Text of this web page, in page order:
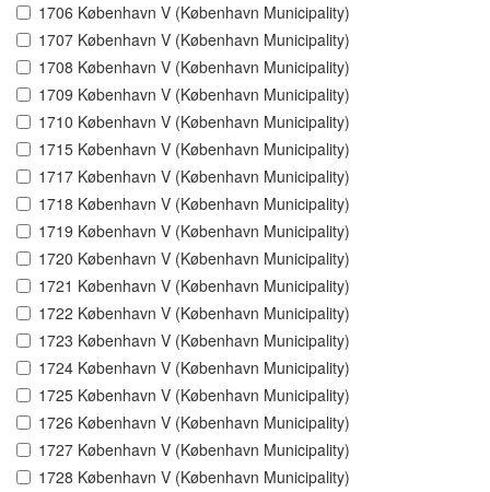
1706 København V (København Municipality)
1707 København V (København Municipality)
1708 København V (København Municipality)
1709 København V (København Municipality)
1710 København V (København Municipality)
1715 København V (København Municipality)
1717 København V (København Municipality)
1718 København V (København Municipality)
1719 København V (København Municipality)
1720 København V (København Municipality)
1721 København V (København Municipality)
1722 København V (København Municipality)
1723 København V (København Municipality)
1724 København V (København Municipality)
1725 København V (København Municipality)
1726 København V (København Municipality)
1727 København V (København Municipality)
1728 København V (København Municipality)